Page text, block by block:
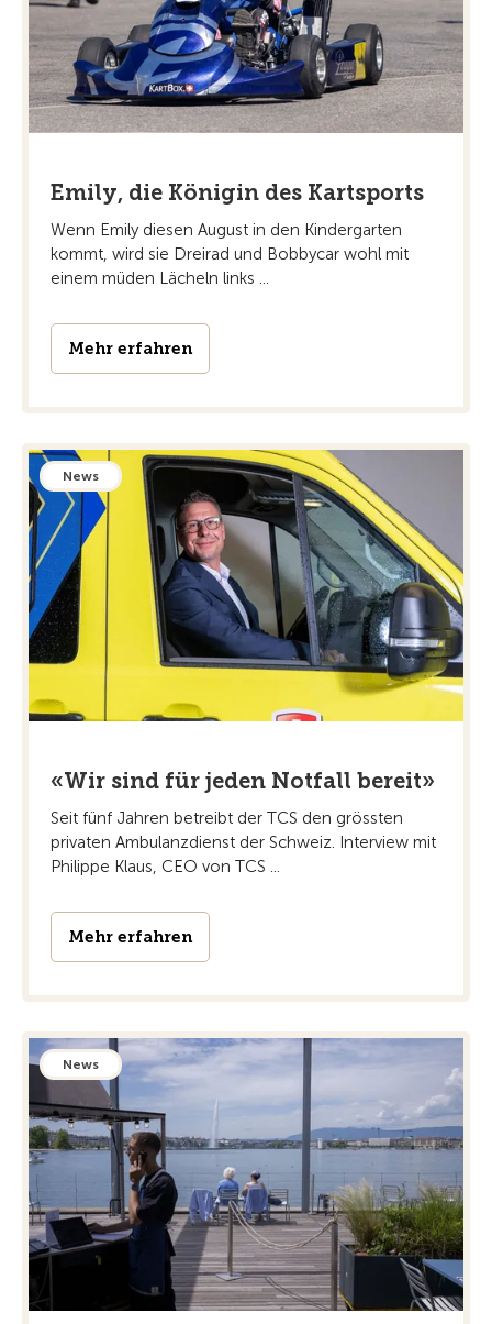
Emily, die Königin des Kartsports
Wenn Emily diesen August in den Kindergarten
kommt, wird sie Dreirad und Bobbycar wohl mit
einem müden Lächeln links ...
Mehr erfahren
News
«Wir sind für jeden Notfall bereit»
Seit fünf Jahren betreibt der TCS den grössten
privaten Ambulanzdienst der Schweiz. Interview mit
Philippe Klaus, CEO von TCS ...
Mehr erfahren
News